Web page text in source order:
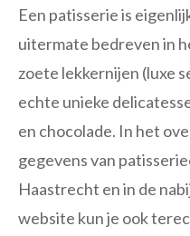
Een patisserie is
uitermate bedreven in
zoete lekkernijen (luxe
echte unieke
en chocolade. In het
gegevens van
Haastrecht en in de
website kun je ook